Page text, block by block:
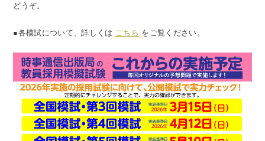
どうぞ。
■各模試について、詳しくは こちら をご覧ください。